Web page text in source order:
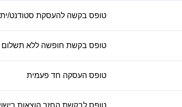
טופס בקשה להעסקת סטודנט/ית SAP
טופס בקשת חופשה ללא תשלום
טופס העסקה חד פעמית
טופס לבקשת החזר הוצאות